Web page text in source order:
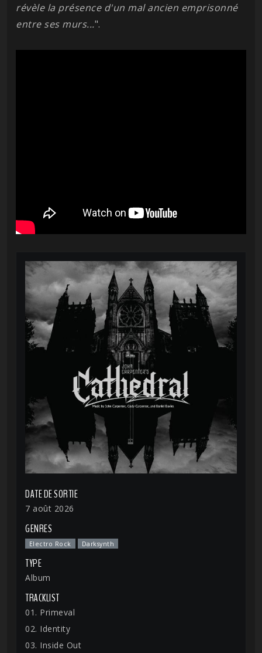
révèle la présence d'un mal ancien emprisonné
entre ses murs...".
DATE DE SORTIE
7 août 2026
GENRES
Electro Rock Darksynth
TYPE
Album
TRACKLIST
01. Primeval
02. Identity
03. Inside Out